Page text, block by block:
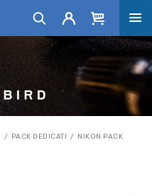
PACK DEDICATI NIKON PACK